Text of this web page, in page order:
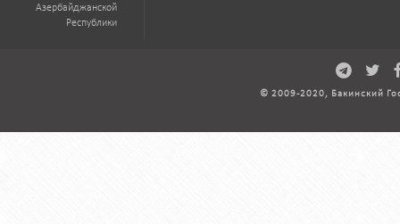
Азербайджанской
Республики
© 2009-2020, Бакинский